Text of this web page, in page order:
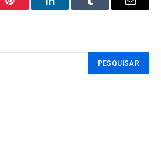
Pinterest LinkedInTumblr Email